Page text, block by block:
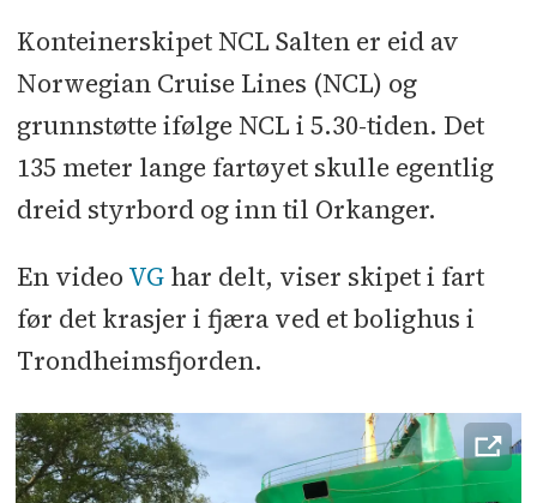
Konteinerskipet NCL Salten er eid av
Norwegian Cruise Lines (NCL) og
grunnstøtte ifølge NCL i 5.30-tiden. Det
135 meter lange fartøyet skulle egentlig
dreid styrbord og inn til Orkanger.
En video VGhar delt, viser skipet i fart
før det krasjer i fjæra ved et bolighus i
Trondheimsfjorden.